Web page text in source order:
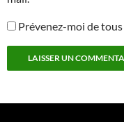
Prévenez-moi de